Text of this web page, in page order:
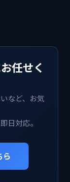
任せく
など、お気
日対応。